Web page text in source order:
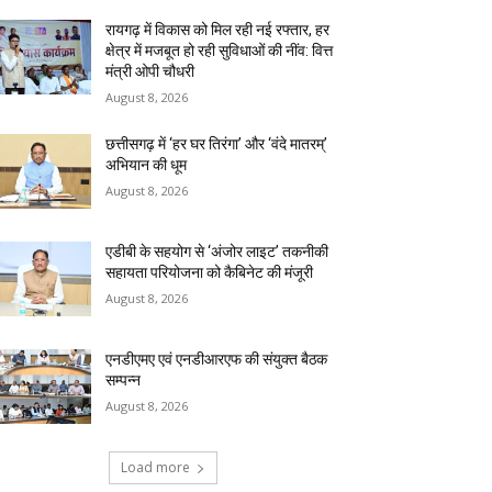
रायगढ़ में विकास को मिल रही नई रफ्तार, हर
क्षेत्र में मजबूत हो रही सुविधाओं की नींव: वित्त
मंत्री ओपी चौधरी
August 8, 2026
छत्तीसगढ़ में ‘हर घर तिरंगा’ और ‘वंदे मातरम्’
अभियान की धूम
August 8, 2026
एडीबी के सहयोग से ‘अंजोर लाइट’ तकनीकी
सहायता परियोजना को कैबिनेट की मंजूरी
August 8, 2026
एनडीएमए एवं एनडीआरएफ की संयुक्त बैठक
सम्पन्न
August 8, 2026
Load more